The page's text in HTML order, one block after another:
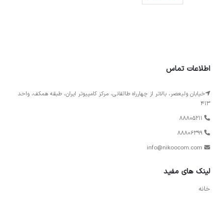
اطلاعات تماس
خیابان ولیعصر، بالاتر از چهارراه طالقانی، مرکز کامپیوتر ایران، طبقه همکف، واحد
413
88805211
88806399
info@nikoocom.com
لینک های مفید
خانه